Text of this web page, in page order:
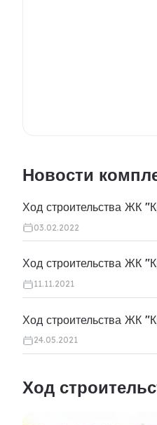
Новости
Ход строительства ЖК
03.02.2022
Ход строительства ЖК
11.11.2021
Ход строительства ЖК
24.05.2021
Ход